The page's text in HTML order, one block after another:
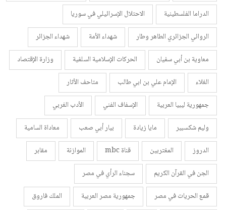
الدراما الفلسطينية
الاحتلال الإسرائيلي في سوريا
الروائي الجزائري الطاهر وطار
شهداء الأمة
شهداء الجزائر
معاوية بن أبي سفيان
الحركات الإسلامية السلفية
وزارة الإقتصاد
الغلاء
الإمام علي بن ابي طالب
متاحف الأثار
جمهورية ليبيا العربية
الإسفاف الفني
الأدب الغربي
وليم شكسبير
مايا زيادة بيار أبي صعب
معاداة السامية
الدروز
المغتربين قناة mbc الموازنة
مقابر
الجن في القرآن الكريم
سجناء الرأي في مصر
قمع الحريات في مصر
جمهورية مصر العربية
الملك فاروق